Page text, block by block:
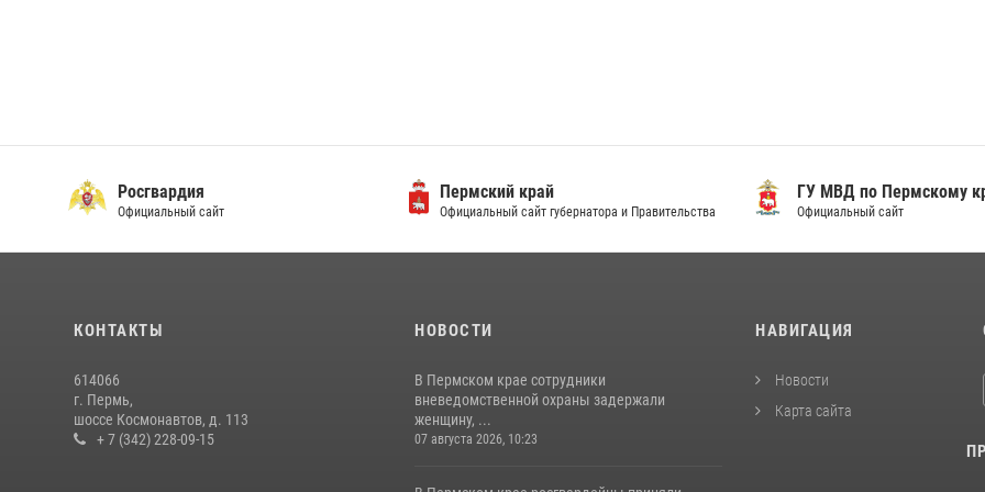
Росгвардия
Официальный сайт
Пермский край
Официальный сайт губернатора и Правительства
ГУ МВД по Пермскому
Официальный сайт
КОНТАКТЫ
614066
г. Пермь,
шоссе Космонавтов, д. 113
+ 7 (342) 228-09-15
НОВОСТИ
В Пермском крае сотрудники
вневедомственной охраны задержали
женщину, ...
07 августа 2026, 10:23
НАВИГАЦИЯ
Новости
Карта сайта